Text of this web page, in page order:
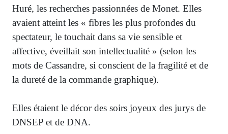
Huré, les recherches passionnées de Monet. Elles
avaient atteint les « fibres les plus profondes du
spectateur, le touchait dans sa vie sensible et
affective, éveillait son intellectualité » (selon les
mots de Cassandre, si conscient de la fragilité et de
la dureté de la commande graphique).
Elles étaient le décor des soirs joyeux des jurys de
DNSEP et de DNA.